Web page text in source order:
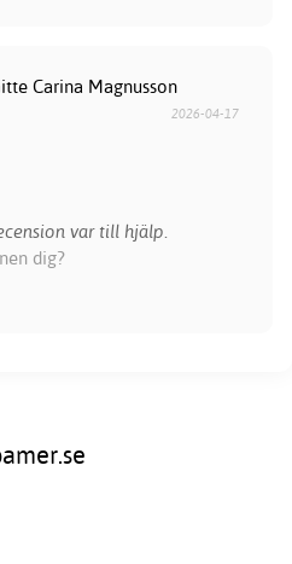
Carina Magnusson
2026-04-17
var till hjälp.
dig?